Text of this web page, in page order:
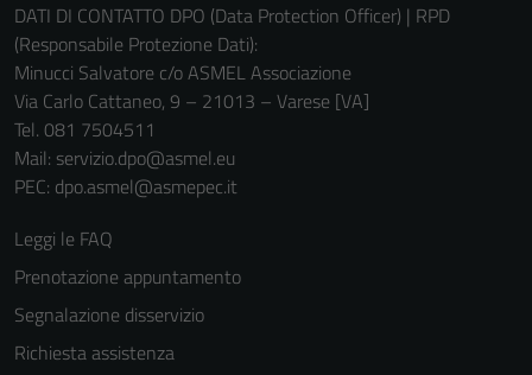
DATI DI CONTATTO DPO (Data Protection Officer) | RPD
(Responsabile Protezione Dati):
Minucci Salvatore c/o ASMEL Associazione
Via Carlo Cattaneo, 9 – 21013 – Varese [VA]
Tel. 081 7504511
Mail: servizio.dpo@asmel.eu
PEC: dpo.asmel@asmepec.it
Leggi le FAQ
Prenotazione appuntamento
Segnalazione disservizio
Richiesta assistenza